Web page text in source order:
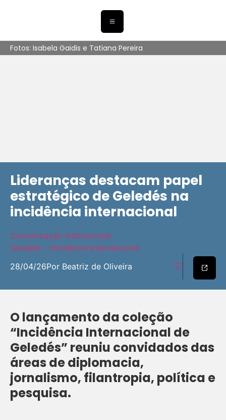
Fotos: Isabela Gaidis e Tatiana Pereira
Lideranças destacam papel
estratégico de Geledés na
incidência internacional
Comunicação Institucional
Geledés - Incidência Internacional
28/04/26Por Beatriz de Oliveira
O lançamento da coleção
“Incidência Internacional de
Geledés” reuniu convidados das
áreas de diplomacia,
jornalismo, filantropia, política e
pesquisa.